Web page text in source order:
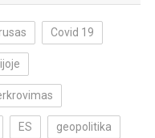
Covid 19
ES geopolitika